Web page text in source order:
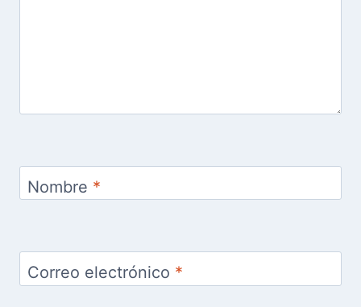
Nombre *
Correo electrónico *